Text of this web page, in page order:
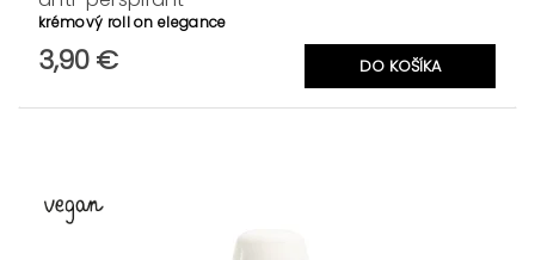
krémový roll on elegance
3,90 €